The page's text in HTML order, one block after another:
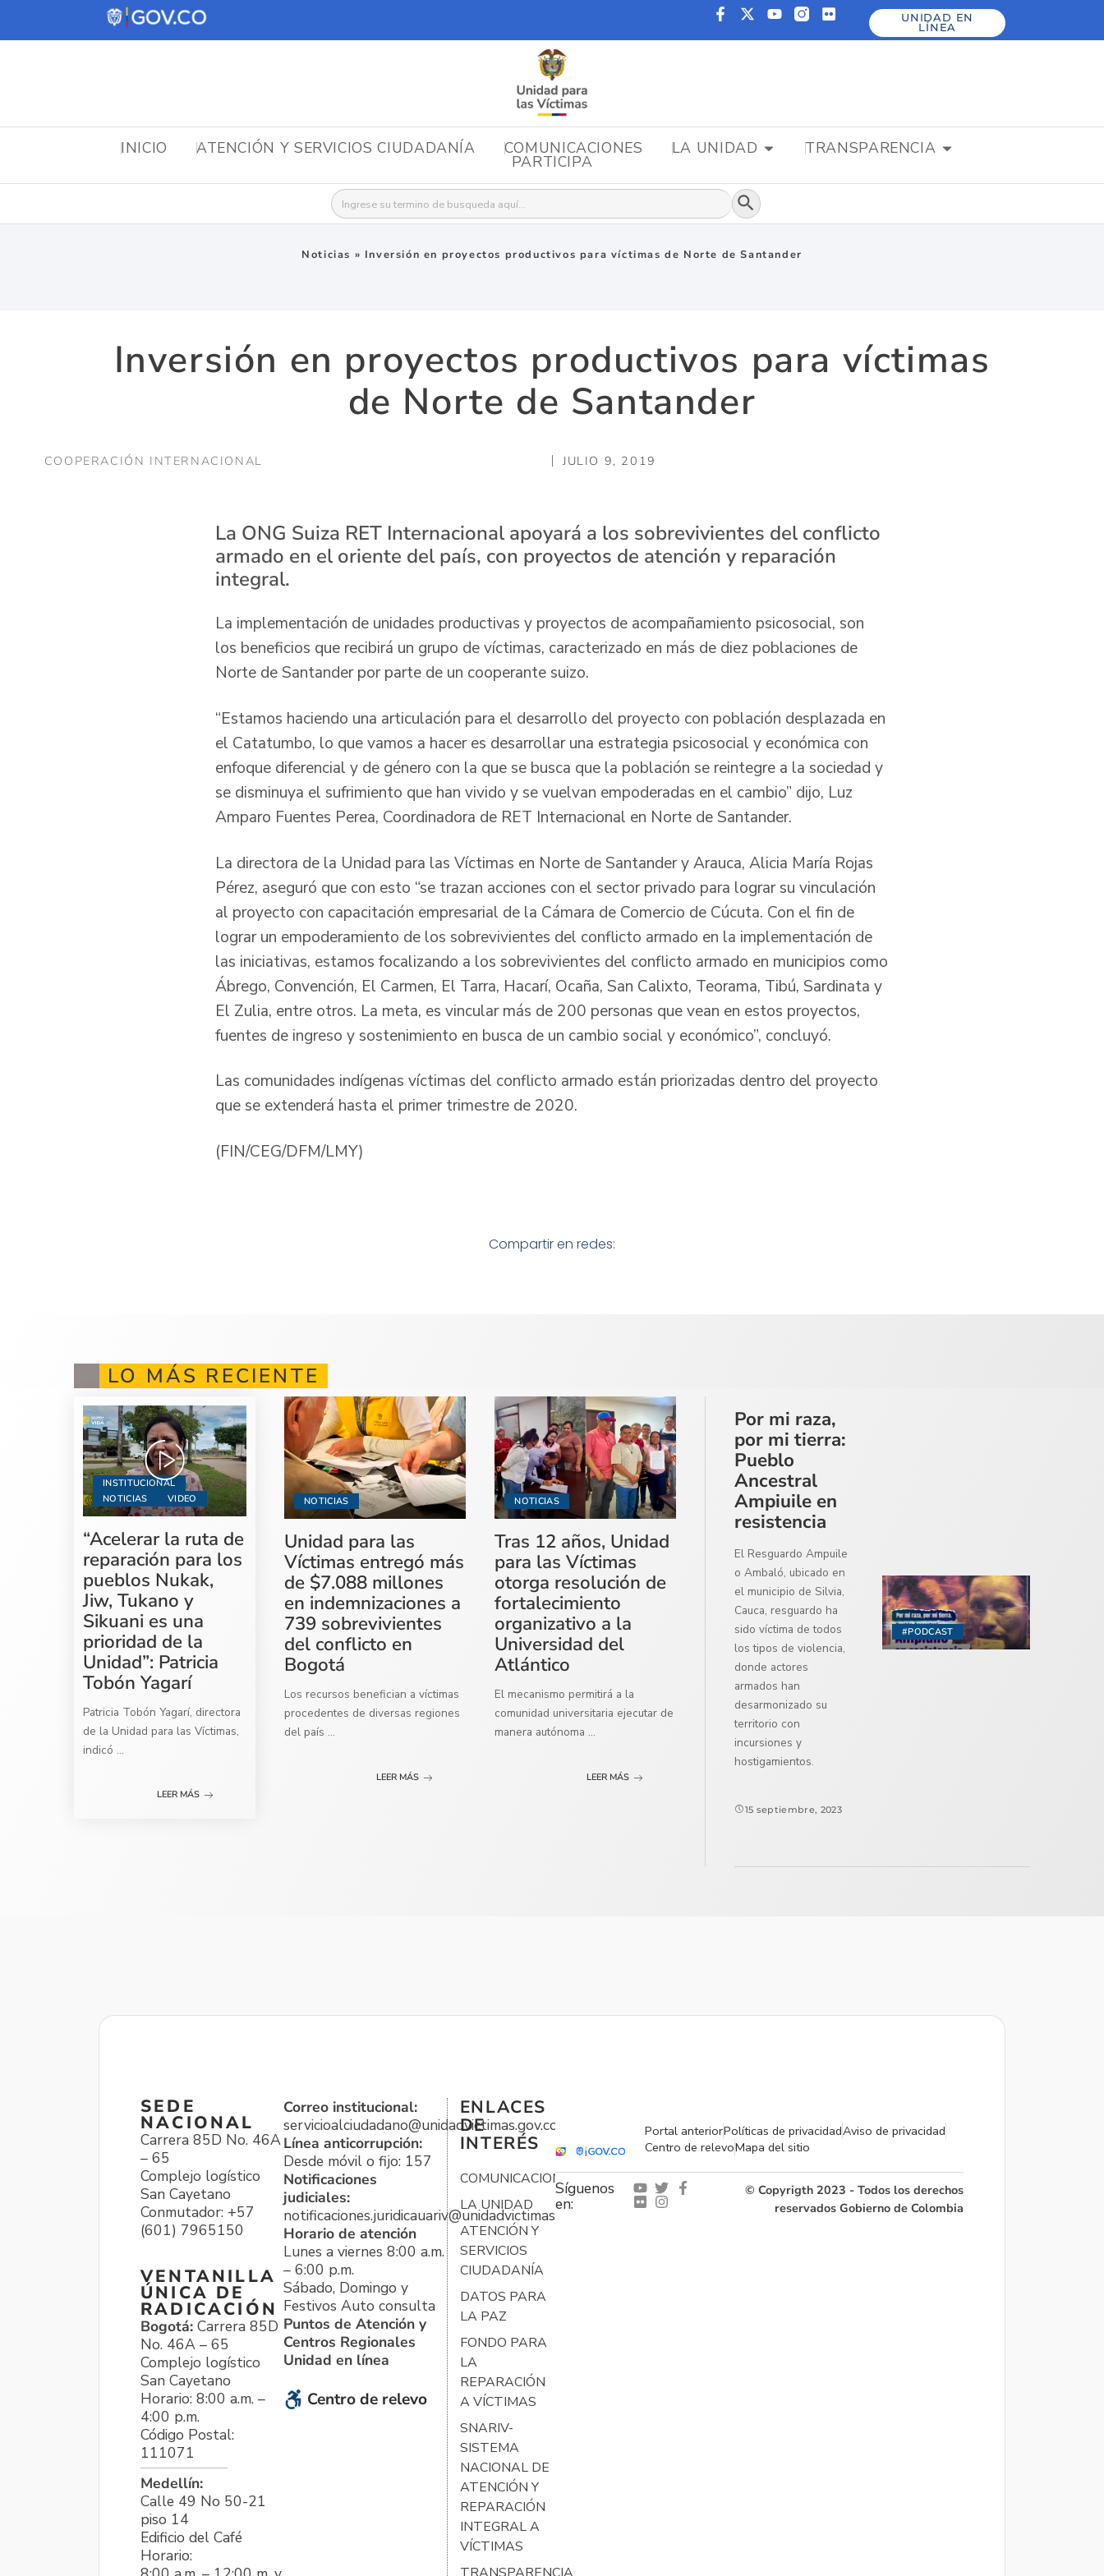
UNIDAD EN
LÍNEA
INICIO ATENCIÓN Y SERVICIOS CIUDADANÍA COMUNICACIONES LA UNIDAD TRANSPARENCIA
PARTICIPA
Buscar: Botón de búsqueda
Noticias » Inversión en proyectos productivos para víctimas de Norte de Santander
Inversión en proyectos productivos para víctimas
de Norte de Santander
COOPERACIÓN INTERNACIONAL JULIO 9, 2019
La ONG Suiza RET Internacional apoyará a los sobrevivientes del conflicto
armado en el oriente del país, con proyectos de atención y reparación
integral.
La implementación de unidades productivas y proyectos de acompañamiento psicosocial, son
los beneficios que recibirá un grupo de víctimas, caracterizado en más de diez poblaciones de
Norte de Santander por parte de un cooperante suizo.
“Estamos haciendo una articulación para el desarrollo del proyecto con población desplazada en
el Catatumbo, lo que vamos a hacer es desarrollar una estrategia psicosocial y económica con
enfoque diferencial y de género con la que se busca que la población se reintegre a la sociedad y
se disminuya el sufrimiento que han vivido y se vuelvan empoderadas en el cambio” dijo, Luz
Amparo Fuentes Perea, Coordinadora de RET Internacional en Norte de Santander.
La directora de la Unidad para las Víctimas en Norte de Santander y Arauca, Alicia María Rojas
Pérez, aseguró que con esto “se trazan acciones con el sector privado para lograr su vinculación
al proyecto con capacitación empresarial de la Cámara de Comercio de Cúcuta. Con el fin de
lograr un empoderamiento de los sobrevivientes del conflicto armado en la implementación de
las iniciativas, estamos focalizando a los sobrevivientes del conflicto armado en municipios como
Ábrego, Convención, El Carmen, El Tarra, Hacarí, Ocaña, San Calixto, Teorama, Tibú, Sardinata y
El Zulia, entre otros. La meta, es vincular más de 200 personas que vean en estos proyectos,
fuentes de ingreso y sostenimiento en busca de un cambio social y económico”, concluyó.
Las comunidades indígenas víctimas del conflicto armado están priorizadas dentro del proyecto
que se extenderá hasta el primer trimestre de 2020.
(FIN/CEG/DFM/LMY)
Compartir en redes:
LO MÁS RECIENTE
INSTITUCIONAL
NOTICIAS
VIDEO
“Acelerar la ruta de
reparación para los
pueblos Nukak,
Jiw, Tukano y
Sikuani es una
prioridad de la
Unidad”: Patricia
Tobón Yagarí
Patricia Tobón Yagarí, directora
de la Unidad para las Víctimas,
indicó ...
LEER MÁS
NOTICIAS
Unidad para las
Víctimas entregó más
de $7.088 millones
en indemnizaciones a
739 sobrevivientes
del conflicto en
Bogotá
Los recursos benefician a víctimas
procedentes de diversas regiones
del país ...
LEER MÁS
NOTICIAS
Tras 12 años, Unidad
para las Víctimas
otorga resolución de
fortalecimiento
organizativo a la
Universidad del
Atlántico
El mecanismo permitirá a la
comunidad universitaria ejecutar de
manera autónoma ...
LEER MÁS
#PODCAST
Por mi raza,
por mi tierra:
Pueblo
Ancestral
Ampiuile en
resistencia
El Resguardo Ampuile
o Ambaló, ubicado en
el municipio de Silvia,
Cauca, resguardo ha
sido víctima de todos
los tipos de violencia,
donde actores
armados han
desarmonizado su
territorio con
incursiones y
hostigamientos.
15 septiembre, 2023
SEDE
NACIONAL
Carrera 85D No. 46A
– 65
Complejo logístico
San Cayetano
Conmutador: +57
(601) 7965150
VENTANILLA
ÚNICA DE
RADICACIÓN
Bogotá: Carrera 85D
No. 46A – 65
Complejo logístico
San Cayetano
Horario: 8:00 a.m. –
4:00 p.m.
Código Postal:
111071
Medellín:
Calle 49 No 50-21
piso 14
Edificio del Café
Horario:
Correo institucional:
servicioalciudadano@unidadvictimas.gov.co
Línea anticorrupción:
Desde móvil o fijo: 157
Notificaciones
judiciales:
notificaciones.juridicauariv@unidadvictimas.gov.co
Horario de atención
Lunes a viernes 8:00 a.m.
– 6:00 p.m.
Sábado, Domingo y
Festivos Auto consulta
Puntos de Atención y
Centros Regionales
Unidad en línea
Centro de relevo
ENLACES
DE
INTERÉS
COMUNICACIONES
LA UNIDAD
ATENCIÓN Y
SERVICIOS
CIUDADANÍA
DATOS PARA
LA PAZ
FONDO PARA
LA
REPARACIÓN
A VÍCTIMAS
SNARIV-
SISTEMA
NACIONAL DE
ATENCIÓN Y
REPARACIÓN
INTEGRAL A
VÍCTIMAS
TRANSPARENCIA
Portal anteriorPolíticas de privacidadAviso de privacidad
Centro de relevoMapa del sitio
Síguenos
en:
© Copyrigth 2023 - Todos los derechos
reservados Gobierno de Colombia